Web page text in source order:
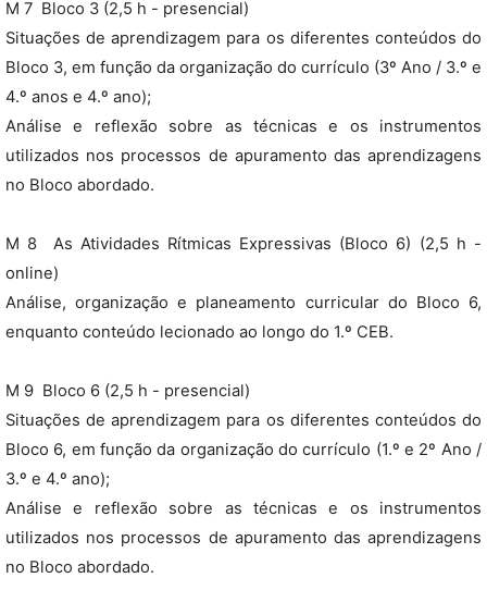
M 7  Bloco 3 (2,5 h - presencial)
Situações de aprendizagem para os diferentes conteúdos do
Bloco 3, em função da organização do currículo (3º Ano / 3.º e
4.º anos e 4.º ano);
Análise e reflexão sobre as técnicas e os instrumentos
utilizados nos processos de apuramento das aprendizagens
no Bloco abordado.
M 8  As Atividades Rítmicas Expressivas (Bloco 6) (2,5 h -
online)
Análise, organização e planeamento curricular do Bloco 6,
enquanto conteúdo lecionado ao longo do 1.º CEB.
M 9  Bloco 6 (2,5 h - presencial)
Situações de aprendizagem para os diferentes conteúdos do
Bloco 6, em função da organização do currículo (1.º e 2º Ano /
3.º e 4.º ano);
Análise e reflexão sobre as técnicas e os instrumentos
utilizados nos processos de apuramento das aprendizagens
no Bloco abordado.